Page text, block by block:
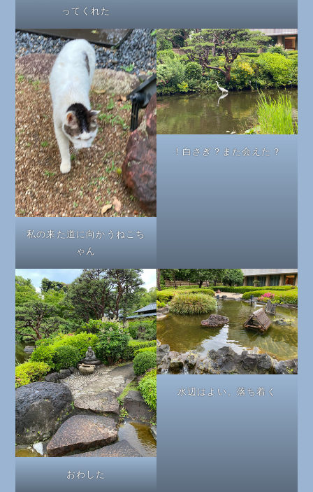
ってくれた
私の来た道に向かうねこち
ゃん
！白さぎ？また会えた？
おわした
水辺はよい。落ち着く